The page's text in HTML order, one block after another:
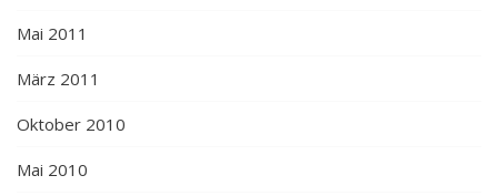
Mai 2011
März 2011
Oktober 2010
Mai 2010